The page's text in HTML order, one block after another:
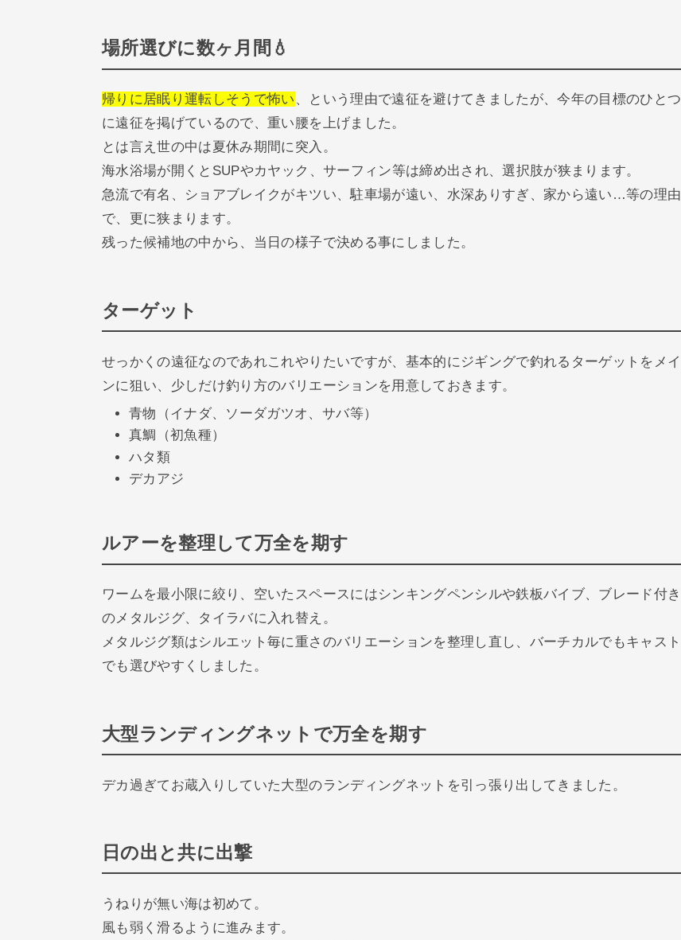
場所選びに数ヶ月間💧
帰りに居眠り運転しそうで怖い 、という理由で遠征を避けてきましたが、今年の目標のひとつ
に遠征を掲げているので、重い腰を上げました。
とは言え世の中は夏休み期間に突入。
海水浴場が開くとSUPやカヤック、サーフィン等は締め出され、選択肢が狭まります。
急流で有名、ショアブレイクがキツい、駐車場が遠い、水深ありすぎ、家から遠い…等の理由
で、更に狭まります。
残った候補地の中から、当日の様子で決める事にしました。
ターゲット
せっかくの遠征なのであれこれやりたいですが、基本的にジギングで釣れるターゲットをメイ
ンに狙い、少しだけ釣り方のバリエーションを用意しておきます。
青物（イナダ、ソーダガツオ、サバ等）
真鯛（初魚種）
ハタ類
デカアジ
ルアーを整理して万全を期す
ワームを最小限に絞り、空いたスペースにはシンキングペンシルや鉄板バイブ、ブレード付き
のメタルジグ、タイラバに入れ替え。
メタルジグ類はシルエット毎に重さのバリエーションを整理し直し、バーチカルでもキャスト
でも選びやすくしました。
大型ランディングネットで万全を期す
デカ過ぎてお蔵入りしていた大型のランディングネットを引っ張り出してきました。
日の出と共に出撃
うねりが無い海は初めて。
風も弱く滑るように進みます。